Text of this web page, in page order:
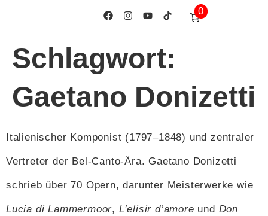
0
Schlagwort:
Gaetano Donizetti
Italienischer Komponist (1797–1848) und zentraler
Vertreter der Bel-Canto-Ära. Gaetano Donizetti
schrieb über 70 Opern, darunter Meisterwerke wie
Lucia di Lammermoor, L’elisir d’amore und Don